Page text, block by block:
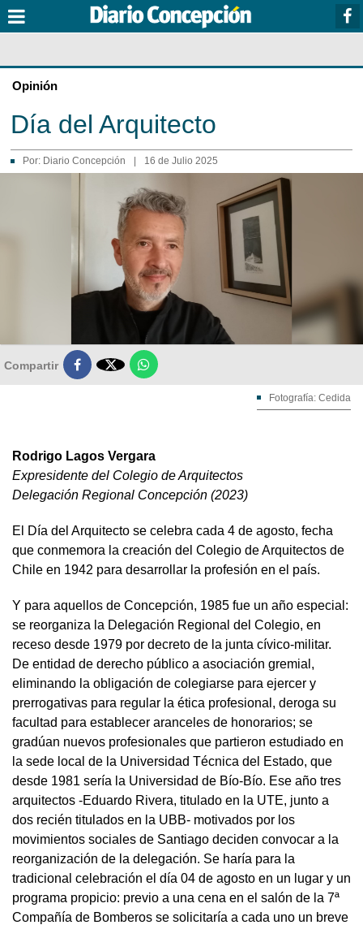
Opinión
Día del Arquitecto
Por: Diario Concepción 16 de Julio 2025
Compartir 
Fotografía: Cedida
Rodrigo Lagos Vergara
Expresidente del Colegio de Arquitectos
Delegación Regional Concepción (2023)
El Día del Arquitecto se celebra cada 4 de agosto, fecha
que conmemora la creación del Colegio de Arquitectos de
Chile en 1942 para desarrollar la profesión en el país.
Y para aquellos de Concepción, 1985 fue un año especial:
se reorganiza la Delegación Regional del Colegio, en
receso desde 1979 por decreto de la junta cívico-militar.
De entidad de derecho público a asociación gremial,
eliminando la obligación de colegiarse para ejercer y
prerrogativas para regular la ética profesional, deroga su
facultad para establecer aranceles de honorarios; se
gradúan nuevos profesionales que partieron estudiado en
la sede local de la Universidad Técnica del Estado, que
desde 1981 sería la Universidad de Bío-Bío. Ese año tres
arquitectos -Eduardo Rivera, titulado en la UTE, junto a
dos recién titulados en la UBB- motivados por los
movimientos sociales de Santiago deciden convocar a la
reorganización de la delegación. Se haría para la
tradicional celebración el día 04 de agosto en un lugar y un
programa propicio: previo a una cena en el salón de la 7ª
Compañía de Bomberos se solicitaría a cada uno un breve